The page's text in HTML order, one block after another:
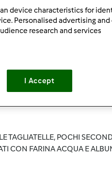
di fare l'impasto per gli
TAGLIATELLE, POCHI
CON FARINA ACQUA E
device characteristics for
Personalised advertising
research and services
I Accept